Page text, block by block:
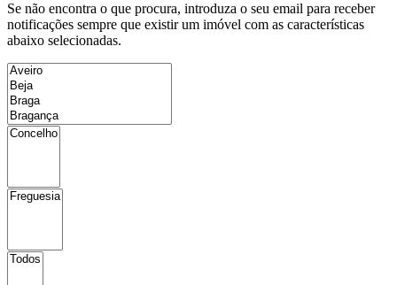
Se não encontra o que procura, introduza o seu email para receber
notificações sempre que existir um imóvel com as características
abaixo selecionadas.